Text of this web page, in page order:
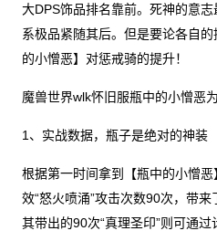
大DPS饰品排名靠前。死神的意
系极品紧随其后。但是要论各自
的小憎恶】对惩戒骑的提升！
魔兽世界wlk怀旧服瓶中的小憎恶
1、实战数据，瓶子是绝对的神装
根据第一时间拿到【瓶中的小憎
效“怒火喷涌”攻击次数90次，带
其带出的90次“真理圣印”则可通过